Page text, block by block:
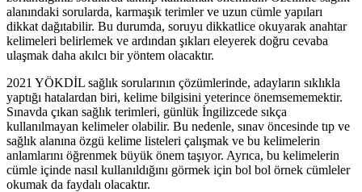
alanındaki sorularda, karmaşık terimler ve uzun cümle yapıları
dikkat dağıtabilir. Bu durumda, soruyu dikkatlice okuyarak anahtar
kelimeleri belirlemek ve ardından şıkları eleyerek doğru cevaba
ulaşmak daha akılcı bir yöntem olacaktır.
2021 YÖKDİL sağlık sorularının çözümlerinde, adayların sıklıkla
yaptığı hatalardan biri, kelime bilgisini yeterince önemsememektir.
Sınavda çıkan sağlık terimleri, günlük İngilizcede sıkça
kullanılmayan kelimeler olabilir. Bu nedenle, sınav öncesinde tıp ve
sağlık alanına özgü kelime listeleri çalışmak ve bu kelimelerin
anlamlarını öğrenmek büyük önem taşıyor. Ayrıca, bu kelimelerin
cümle içinde nasıl kullanıldığını görmek için bol bol örnek cümleler
okumak da faydalı olacaktır.